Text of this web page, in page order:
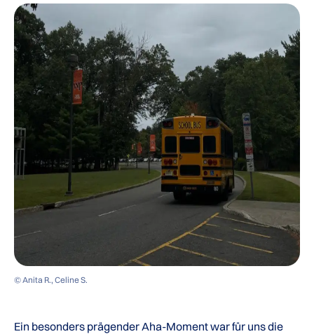
© Anita R., Celine S.
Ein besonders prägender Aha-Moment war für uns die